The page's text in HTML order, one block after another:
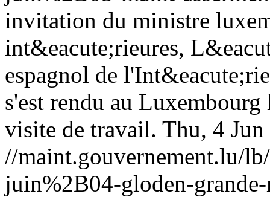
invitation du ministre
int&eacute;rieures,
espagnol de
s'est rendu au
visite de travail. Thu, 4
//maint.gouvernement.lu/
juin%2B04-gloden-